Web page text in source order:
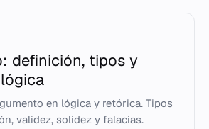
definición, tipos y
en lógica y retórica. Tipos
validez, solidez y falacias.